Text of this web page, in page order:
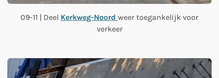
09-11 | Deel Kerkweg-Noord weer toegankelijk voor
verkeer